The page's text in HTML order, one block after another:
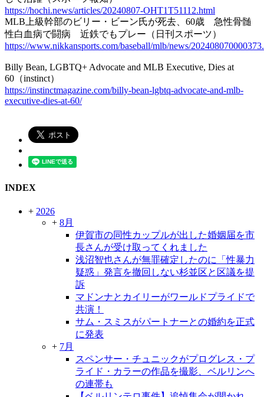
https://hochi.news/articles/20240807-OHT1T51112.html
MLB上級幹部のビリー・ビーン氏が死去、60歳 急性骨髄
性白血病で闘病 近鉄でもプレー（日刊スポーツ）
https://www.nikkansports.com/baseball/mlb/news/
Billy Bean, LGBTQ+ Advocate and MLB Executive, Dies at
60（instinct）
https://instinctmagazine.com/billy-bean-lgbtq-advocate-and-mlb-
executive-dies-at-60/
INDEX
+ 2026
+ 8月
伊賀市の同性カップルが出した婚姻届を市
長さんが受け取ってくれました
浅沼智也さんが無罪確定したのに「性暴力
疑惑」発言を撤回しない杉並区と区議を提
訴
マドンナとカイリーがワールドプライドで
共演！
サム・スミスがパートナーとの婚約を正式
に発表
+ 7月
スペンサー・チュニックがプログレス・プ
ライド・カラーの作品を撮影、ベルリンへ
の連帯も